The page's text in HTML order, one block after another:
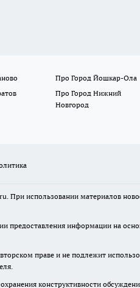
Про Город Йошкар-Ола
Про Город Нижний
Новгород
использовании материалов
информации на
праве и не подлежит
конструктивности